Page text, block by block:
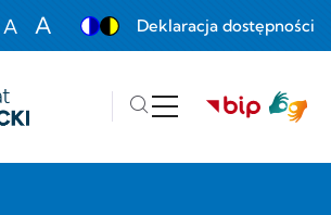
font size to 100%
A
A
Deklaracja dostępności